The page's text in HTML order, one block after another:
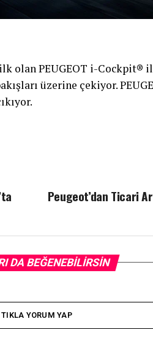
ilk olan PEUGEOT i-Cockpit®
üzerine çekiyor.
Peugeot’dan Ticari
DA BEĞENEBILIRSIN
TIKLA YORUM YAP